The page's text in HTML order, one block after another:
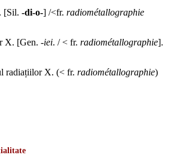
[Sil. -di-o-] /<fr. radiométallographie
X. [Gen. -iei. / < fr. radiométallographie].
radiațiilor X. (< fr. radiométallographie)